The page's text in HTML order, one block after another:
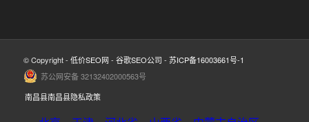
© Copyright - 低价SEO网 - 谷歌SEO公司 - 苏ICP备16003661号-1
苏公网安备 32132402000563号
南昌县南昌县隐私政策